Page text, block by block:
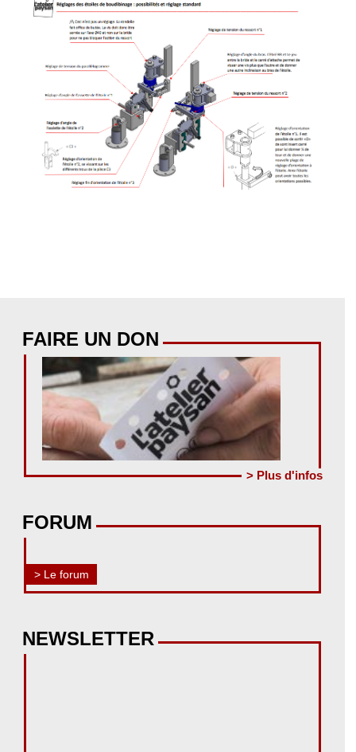
FAIRE UN DON
> Plus d'infos
FORUM
> Le forum
NEWSLETTER